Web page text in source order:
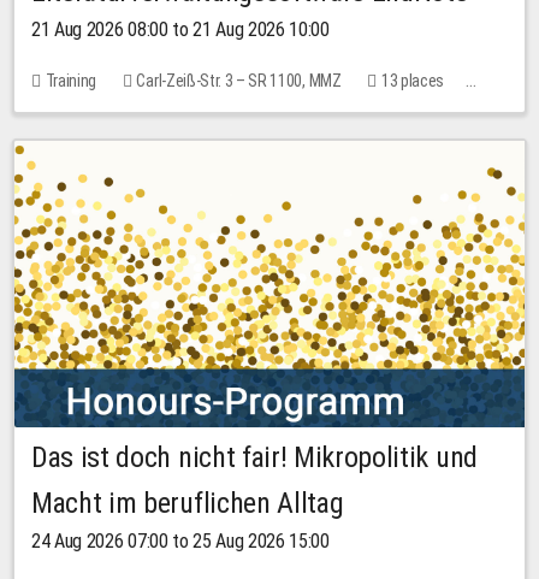
21 Aug 2026 08:00 to 21 Aug 2026 10:00
Training Carl-Zeiß-Str. 3 – SR 1100, MMZ
13 places
10.00 EUR
Das ist doch nicht fair! Mikropolitik und
Macht im beruflichen Alltag
24 Aug 2026 07:00 to 25 Aug 2026 15:00